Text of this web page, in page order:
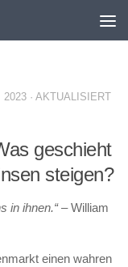
2023 · AKTUALISIERT
geschieht
steigen?
in ihnen.“– William
einen wahren